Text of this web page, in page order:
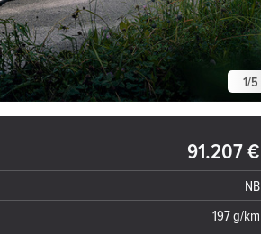
1/5
91.207 €
NB
197 g/km